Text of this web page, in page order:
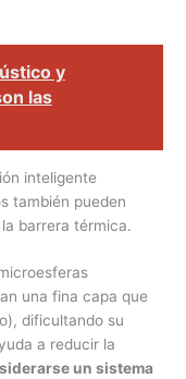
y
las
inteligente
también pueden
barrera térmica.
una fina capa que
dificultando su
a reducir la
un sistema